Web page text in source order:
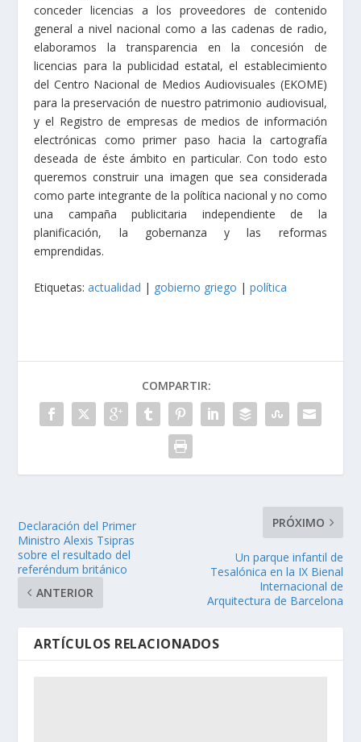
conceder licencias a los proveedores de contenido
general a nivel nacional como a las cadenas de radio,
elaboramos la transparencia en la concesión de
licencias para la publicidad estatal, el establecimiento
del Centro Nacional de Medios Audiovisuales (EKOME)
para la preservación de nuestro patrimonio audiovisual,
y el Registro de empresas de medios de información
electrónicas como primer paso hacia la cartografía
deseada de éste ámbito en particular. Con todo esto
queremos construir una imagen que sea considerada
como parte integrante de la política nacional y no como
una campaña publicitaria independiente de la
planificación, la gobernanza y las reformas
emprendidas.
Etiquetas:actualidad | gobierno griego |política
COMPARTIR:
Declaración del Primer
Ministro Alexis Tsipras
sobre el resultado del
referéndum británico
ANTERIOR
PRÓXIMO
Un parque infantil de
Tesalónica en la IX Bienal
Internacional de
Arquitectura de Barcelona
ARTÍCULOS RELACIONADOS